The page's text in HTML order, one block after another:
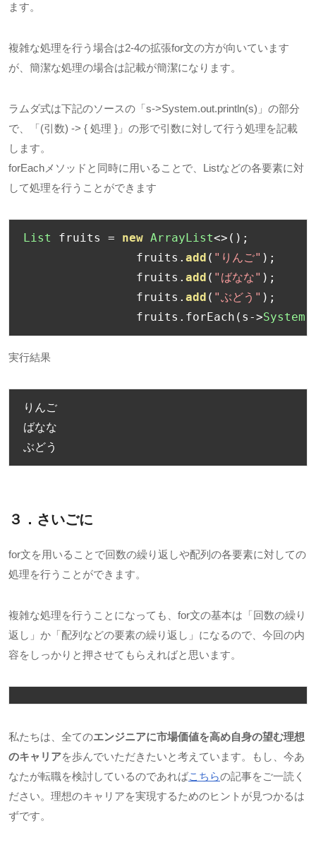
ます。
複雑な処理を行う場合は2-4の拡張for文の方が向いています
が、簡潔な処理の場合は記載が簡潔になります。
ラムダ式は下記のソースの「s->System.out.println(s)」の部分
で、「(引数) -> { 処理 }」の形で引数に対して行う処理を記載
します。
forEachメソッドと同時に用いることで、Listなどの各要素に対
して処理を行うことができます
List fruits = new ArrayList<>();
		fruits
. add ( "りんご" );
		fruits
. add ( "ばなな" );
		fruits
. add ( "ぶどう" );
		fruits
. forEach ( s ->System
実行結果
りんご
ばなな
ぶどう
３．さいごに
for文を用いることで回数の繰り返しや配列の各要素に対しての
処理を行うことができます。
複雑な処理を行うことになっても、for文の基本は「回数の繰り
返し」か「配列などの要素の繰り返し」になるので、今回の内
容をしっかりと押させてもらえればと思います。
私たちは、全てのエンジニアに市場価値を高め自身の望む理想
のキャリアを歩んでいただきたいと考えています。もし、今あ
なたが転職を検討しているのであればこちらの記事をご一読く
ださい。理想のキャリアを実現するためのヒントが見つかるは
ずです。